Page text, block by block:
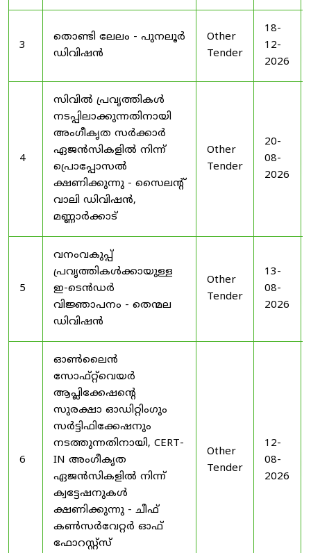
3
തൊണ്ടി ലേലം - പുനലൂർ
ഡിവിഷൻ
Other
Tender
18-
12-
2026
4
സിവിൽ പ്രവൃത്തികൾ
നടപ്പിലാക്കുന്നതിനായി
അംഗീകൃത സർക്കാർ
ഏജൻസികളിൽ നിന്ന്
പ്രൊപ്പോസൽ
ക്ഷണിക്കുന്നു - സൈലന്റ്
വാലി ഡിവിഷൻ,
മണ്ണാർക്കാട്
Other
Tender
20-
08-
2026
5
വനംവകുപ്പ്
പ്രവൃത്തികൾക്കായുള്ള
ഇ-ടെൻഡർ
വിജ്ഞാപനം - തെന്മല
ഡിവിഷൻ
Other
Tender
13-
08-
2026
6
ഓൺലൈൻ
സോഫ്റ്റ്‌വെയർ
ആപ്ലിക്കേഷന്റെ
സുരക്ഷാ ഓഡിറ്റിംഗും
സർട്ടിഫിക്കേഷനും
നടത്തുന്നതിനായി, CERT-
IN അംഗീകൃത
ഏജൻസികളിൽ നിന്ന്
ക്വട്ടേഷനുകൾ
ക്ഷണിക്കുന്നു - ചീഫ്
കൺസർവേറ്റർ ഓഫ്
ഫോറസ്റ്റ്സ്
Other
Tender
12-
08-
2026